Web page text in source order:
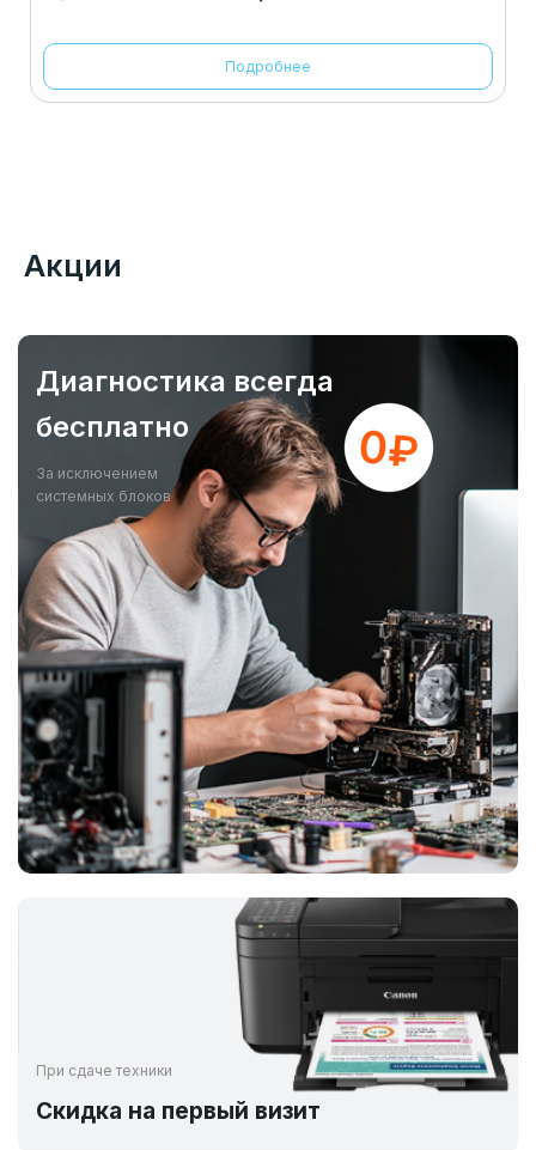
Подробнее
Акции
Диагностика всегда
бесплатно
За исключением
системных блоков
При сдаче техники
Скидка на первый визит